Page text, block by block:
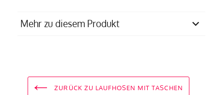
Mehr zu diesem Produkt
Produziert in
einem Familienbetrieb in
ZURÜCK ZU LAUFHOSEN MIT TASCHEN